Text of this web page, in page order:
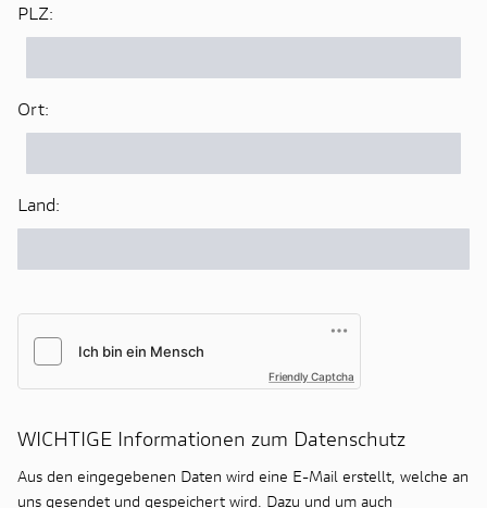
PLZ:
Ort:
Land:
Friendly Captcha
WICHTIGE Informationen zum Datenschutz
Aus den eingegebenen Daten wird eine E-Mail erstellt, welche an
uns gesendet und gespeichert wird. Dazu und um auch